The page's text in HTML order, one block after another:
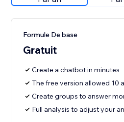
Formule De base
Gratuit
Create a chatbot in minutes
The free version allowed 10
Create groups to answer
Full analysis to adjust your